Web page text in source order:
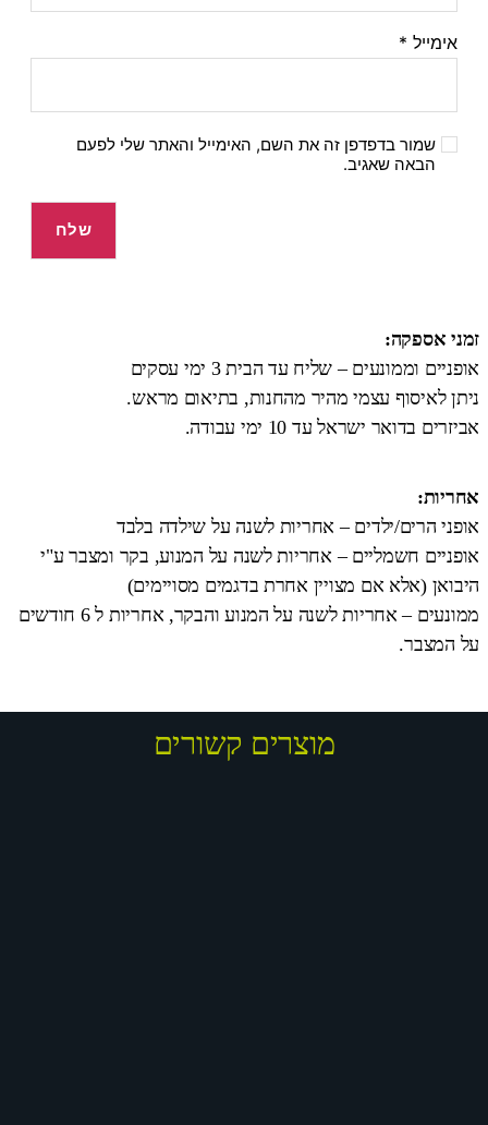
אימייל *
שמור בדפדפן זה את השם, האימייל והאתר שלי לפעם
הבאה שאגיב.
זמני אספקה:
אופניים וממונעים – שליח עד הבית 3 ימי עסקים
ניתן לאיסוף עצמי מהיר מהחנות, בתיאום מראש.
אביזרים בדואר ישראל עד 10 ימי עבודה.
אחריות:
אופני הרים/ילדים – אחריות לשנה על שילדה בלבד
אופניים חשמליים – אחריות לשנה על המנוע, בקר ומצבר ע"י
היבואן (אלא אם מצויין אחרת בדגמים מסויימים)
ממונעים – אחריות לשנה על המנוע והבקר, אחריות ל 6 חודשים
על המצבר.
מוצרים קשורים